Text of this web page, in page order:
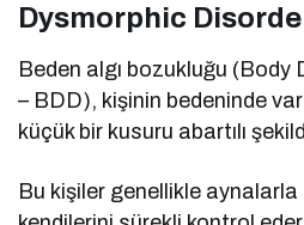
Dysmorphic
Beden algı bozukluğu
– BDD), kişinin bedeninde
küçük bir kusuru abartılı
Bu kişiler genellikle